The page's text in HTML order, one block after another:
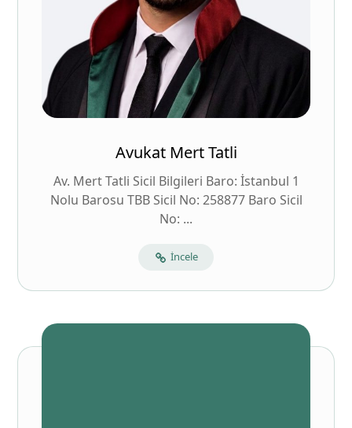
Avukat Mert Tatli
Av. Mert Tatli Sicil Bilgileri Baro: İstanbul 1
Nolu Barosu TBB Sicil No: 258877 Baro Sicil
No: ...
İncele